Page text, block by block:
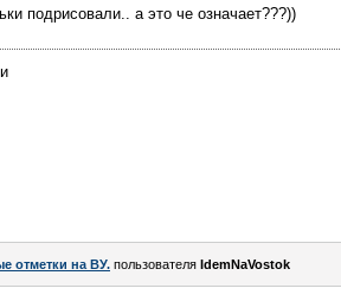
подрисовали.. а это че означает???))
отметки на ВУ. пользователя IdemNaVostok